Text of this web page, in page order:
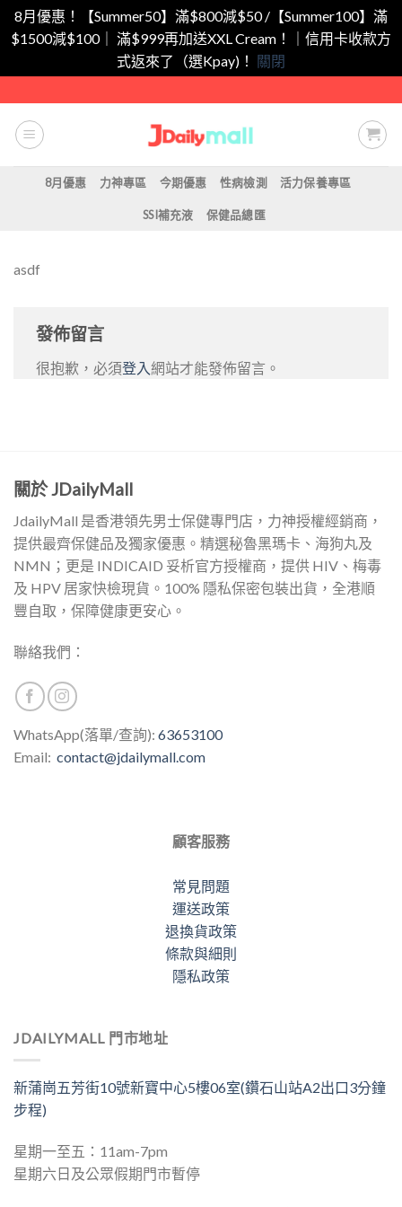
8月優惠！【Summer50】滿$800減$50 /【Summer100】滿
$1500減$100｜ 滿$999再加送XXL Cream！｜信用卡收款方
式返來了（選Kpay)！ 關閉
to
content
8月優惠 力神專區 今期優惠 性病檢測 活力保養專區
SSI補充液 保健品總匯
asdf
發佈留言
很抱歉，必須登入 網站才能發佈留言。
關於 JDailyMall
JdailyMall 是香港領先男士保健專門店，力神授權經銷商，
提供最齊保健品及獨家優惠。精選秘魯黑瑪卡、海狗丸及
NMN；更是 INDICAID 妥析官方授權商，提供 HIV、梅毒
及 HPV 居家快檢現貨。100% 隱私保密包裝出貨，全港順
豐自取，保障健康更安心。
聯絡我們：
WhatsApp(落單/查詢): 63653100
Email: contact@jdailymall.com
顧客服務
常見問題
運送政策
退換貨政策
條款與細則
隱私政策
JDAILYMALL 門市地址
新蒲崗五芳街10號新寶中心5樓06室(鑽石山站A2出口3分鐘
步程)
星期一至五：11am-7pm
星期六日及公眾假期門市暫停